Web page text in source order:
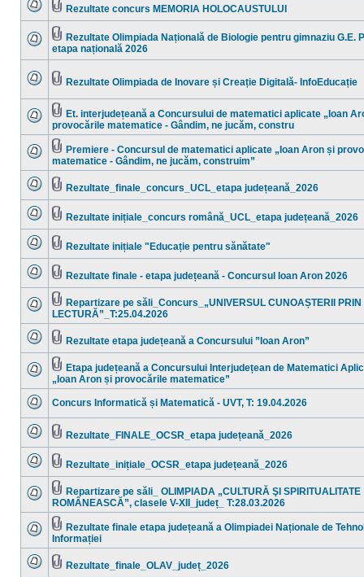
sunt
mesaje
necitite
Rezultate concurs MEMORIA HOLOCAUSTULUI
Nu
sunt
necitite
Fişier(e)
ataşat(e)
Rezultate Olimpiada Națională de Biologie pentru gimnaziu G.E.
etapa națională 2026
sunt
mesaje
necitite
ataşat(e)
Rezultate Olimpiada de Inovare și Creație Digitală- InfoEducație
sunt
mesaje
necitite
Fişier(e)
ataşat(e)
Et. interjudețeană a Concursului de matematici aplicate „Ioan
provocările matematice - Gândim, ne jucăm, constru
Nu
sunt
mesaje
necitite
Fişier(e)
ataşat(e)
Premiere - Concursul de matematici aplicate „Ioan Aron și
matematice - Gândim, ne jucăm, construim”
sunt
mesaje
necitite
Rezultate_finale_concurs_UCL_etapa județeană_2026
sunt
mesaje
necitite
Rezultate inițiale_concurs română_UCL_etapa județeană_2026
sunt
mesaje
necitite
Rezultate inițiale "Educație pentru sănătate"
sunt
mesaje
necitite
Rezultate finale - etapa județeană - Concursul Ioan Aron 2026
Nu
sunt
mesaje
necitite
Fişier(e)
ataşat(e)
Repartizare pe săli_Concurs_„UNIVERSUL CUNOAȘTERII PRIN
LECTURĂ”_T:25.04.2026
sunt
mesaje
necitite
Rezultate etapa județeană a Concursului ”Ioan Aron”
sunt
mesaje
necitite
Fişier(e)
ataşat(e)
Etapa județeană a Concursului Interjudețean de Matematici
„Ioan Aron și provocările matematice”
sunt
mesaje
necitite
Concurs Informatică și Matematică - UVT, T: 19.04.2026
sunt
mesaje
necitite
Rezultate_FINALE_OCSR_etapa județeană_2026
sunt
mesaje
necitite
Rezultate_inițiale_OCSR_etapa județeană_2026
Nu
sunt
mesaje
necitite
Fişier(e)
ataşat(e)
Repartizare pe săli_ OLIMPIADA „CULTURĂ ŞI SPIRITUALITATE
ROMÂNEASCĂ”, clasele V-XII_județ_ T:28.03.2026
Nu
sunt
mesaje
necitite
Fişier(e)
ataşat(e)
Rezultate finale etapa județeană a Olimpiadei Naționale de
Informației
Rezultate_finale_OLAV_județ_2026